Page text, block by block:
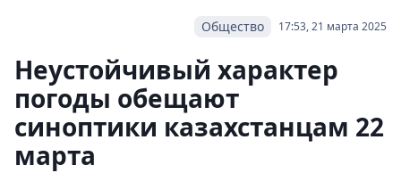
17:53, 21 марта 2025
Общество
Неустойчивый характер
погоды обещают
синоптики казахстанцам 22
марта